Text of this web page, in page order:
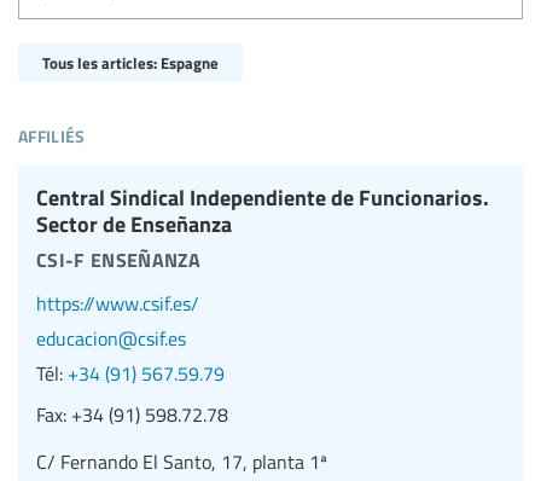
Tous les articles: Espagne
affiliés
Central Sindical Independiente de Funcionarios.
Sector de Enseñanza
csi-f enseñanza
https://www.csif.es/
educacion@csif.es
Tél: +34 (91) 567.59.79
Fax: +34 (91) 598.72.78
C/ Fernando El Santo, 17, planta 1ª